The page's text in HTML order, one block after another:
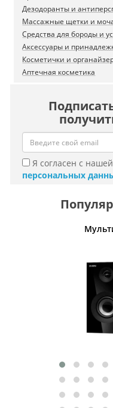
Дезодоранты и
Массажные щетки и
Средства для бороды и
Аксессуары и
Косметички и
Аптечная косметика
Я согласен с нашей
персональных